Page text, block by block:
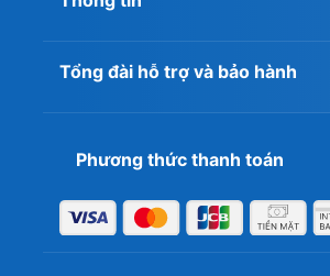
Tổng đài hỗ trợ và bảo hành
Phương thức thanh toán